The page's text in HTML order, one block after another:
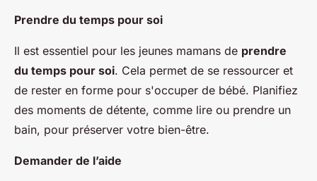
Prendre du temps pour soi
Il est essentiel pour les jeunes mamans de prendre
du temps pour soi. Cela permet de se ressourcer et
de rester en forme pour s'occuper de bébé. Planifiez
des moments de détente, comme lire ou prendre un
bain, pour préserver votre bien-être.
Demander de l’aide